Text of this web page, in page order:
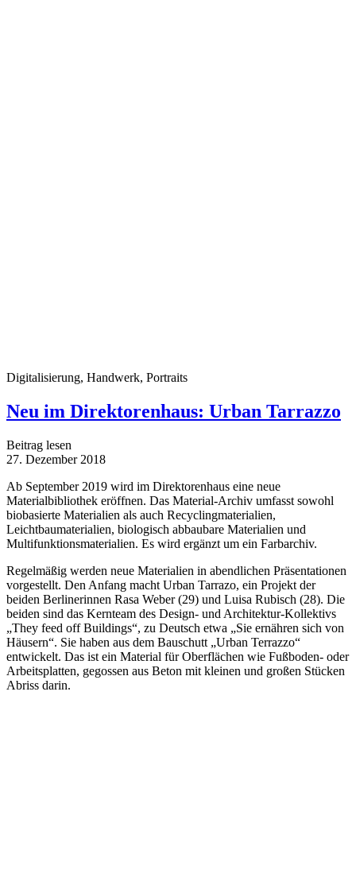
Digitalisierung, Handwerk, Portraits
Neu im Direktorenhaus: Urban Tarrazzo
Beitrag lesen
27. Dezember 2018
Ab September 2019 wird im Direktorenhaus eine neue
Materialbibliothek eröffnen. Das Material-Archiv umfasst sowohl
biobasierte Materialien als auch Recyclingmaterialien,
Leichtbaumaterialien, biologisch abbaubare Materialien und
Multifunktionsmaterialien. Es wird ergänzt um ein Farbarchiv.
Regelmäßig werden neue Materialien in abendlichen Präsentationen
vorgestellt. Den Anfang macht Urban Tarrazo, ein Projekt der
beiden Berlinerinnen Rasa Weber (29) und Luisa Rubisch (28). Die
beiden sind das Kernteam des Design- und Architektur-Kollektivs
„They feed off Buildings“, zu Deutsch etwa „Sie ernähren sich von
Häusern“. Sie haben aus dem Bauschutt „Urban Terrazzo“
entwickelt. Das ist ein Material für Oberflächen wie Fußboden- oder
Arbeitsplatten, gegossen aus Beton mit kleinen und großen Stücken
Abriss darin.